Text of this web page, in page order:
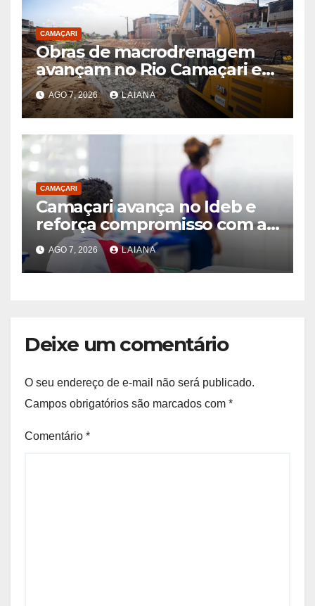
CAMAÇARI
Obras de macrodrenagem
avançam no Rio Camaçari e
no Riacho da Lama Preta
AGO 7, 2026 LAIANA
CAMAÇARI
Camaçari avança no Ideb e
reforça compromisso com a
aprendizagem na rede
municipal de ensino
AGO 7, 2026 LAIANA
Deixe um comentário
O seu endereço de e-mail não será publicado.
Campos obrigatórios são marcados com *
Comentário *